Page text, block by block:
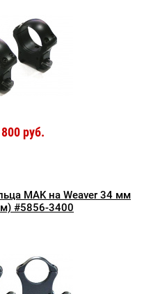
руб.
MAK на Weaver 34 мм
#5856-3400